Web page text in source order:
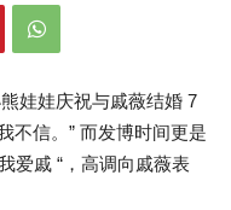
娃娃庆祝与戚薇结婚 7
不信。” 而发博时间更是
爱戚 “，高调向戚薇表